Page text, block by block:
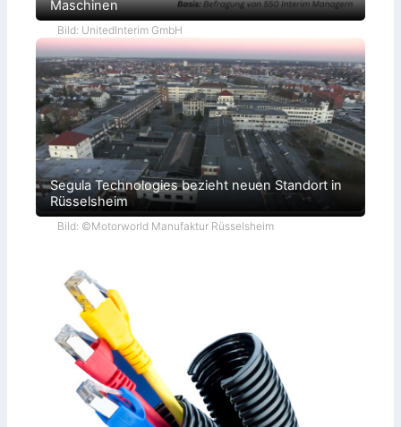
Maschinen
Bild: UnitedInterim GmbH
Segula Technologies bezieht neuen Standort in
Rüsselsheim
Bild: ©Motorworld Manufaktur Rüsselsheim